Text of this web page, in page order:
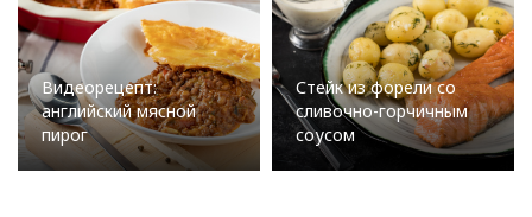
Видеорецепт:
английский мясной
пирог
Стейк из форели со
сливочно-горчичным
соусом